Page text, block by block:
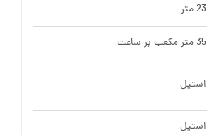
23 متر
35 متر مکعب بر ساعت
استیل
استیل